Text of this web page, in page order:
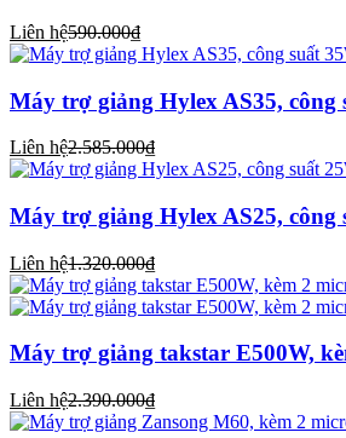
Liên hệ590.000₫
Máy trợ giảng Hylex AS35, công
Liên hệ2.585.000₫
Máy trợ giảng Hylex AS25, công
Liên hệ1.320.000₫
Máy trợ giảng takstar E500W,
Liên hệ2.390.000₫